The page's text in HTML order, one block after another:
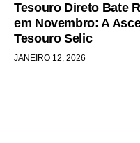
Tesouro Direto Bate
em Novembro: A
Tesouro Selic
JANEIRO 12, 2026